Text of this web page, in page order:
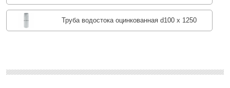
Труба водостока оцинкованная d100 х 1250